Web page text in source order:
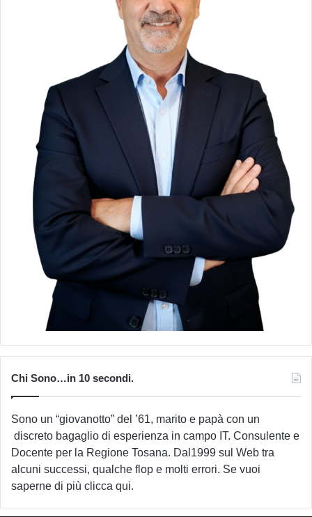
Chi Sono…in 10 secondi.
Sono un “giovanotto” del ’61, marito e papà con un
discreto bagaglio di esperienza in campo IT. Consulente e
Docente per la Regione Tosana. Dal1999 sul Web tra
alcuni successi, qualche flop e molti errori. Se vuoi
saperne di più clicca qui.